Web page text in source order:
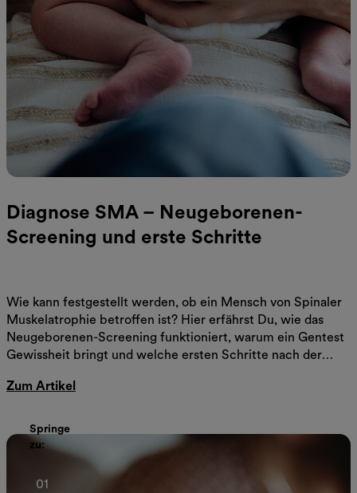
Springe
zu:
Diagnose SMA – Neugeborenen-
Screening und erste Schritte
Wie kann festgestellt werden, ob ein Mensch von Spinaler
Muskelatrophie betroffen ist? Hier erfährst Du, wie das
Neugeborenen-Screening funktioniert, warum ein Gentest
Gewissheit bringt und welche ersten Schritte nach der
Zum Artikel